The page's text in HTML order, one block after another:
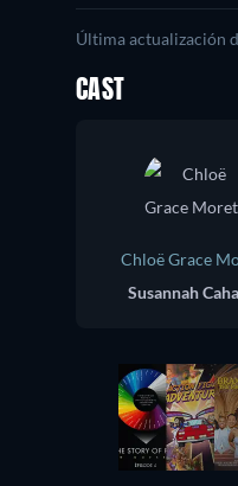
Última actualización
CAST
Chloë Grace
Susannah